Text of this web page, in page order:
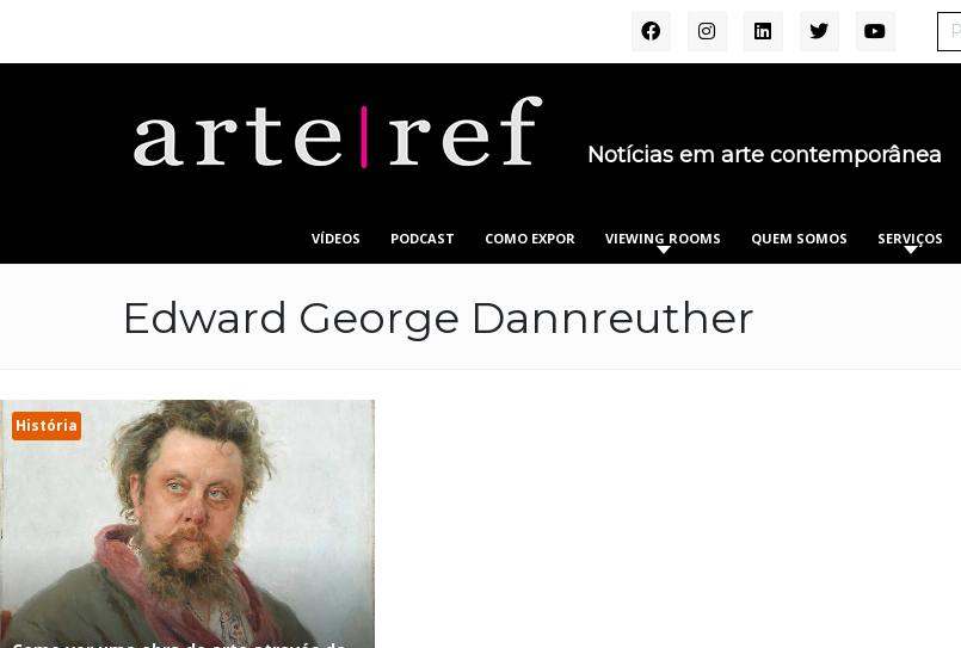
Notícias em arte contemporânea
VÍDEOS PODCAST COMO EXPOR VIEWING ROOMS QUEM SOMOS SERVIÇOS
Edward George Dannreuther
História